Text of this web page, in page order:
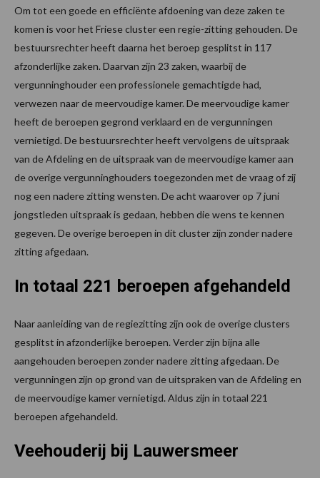
Om tot een goede en efficiënte afdoening van deze zaken te
komen is voor het Friese cluster een regie-zitting gehouden. De
bestuursrechter heeft daarna het beroep gesplitst in 117
afzonderlijke zaken. Daarvan zijn 23 zaken, waarbij de
vergunninghouder een professionele gemachtigde had,
verwezen naar de meervoudige kamer. De meervoudige kamer
heeft de beroepen gegrond verklaard en de vergunningen
vernietigd. De bestuursrechter heeft vervolgens de uitspraak
van de Afdeling en de uitspraak van de meervoudige kamer aan
de overige vergunninghouders toegezonden met de vraag of zij
nog een nadere zitting wensten. De acht waarover op 7 juni
jongstleden uitspraak is gedaan, hebben die wens te kennen
gegeven. De overige beroepen in dit cluster zijn zonder nadere
zitting afgedaan.
In totaal 221 beroepen afgehandeld
Naar aanleiding van de regiezitting zijn ook de overige clusters
gesplitst in afzonderlijke beroepen. Verder zijn bijna alle
aangehouden beroepen zonder nadere zitting afgedaan. De
vergunningen zijn op grond van de uitspraken van de Afdeling en
de meervoudige kamer vernietigd. Aldus zijn in totaal 221
beroepen afgehandeld.
Veehouderij bij Lauwersmeer